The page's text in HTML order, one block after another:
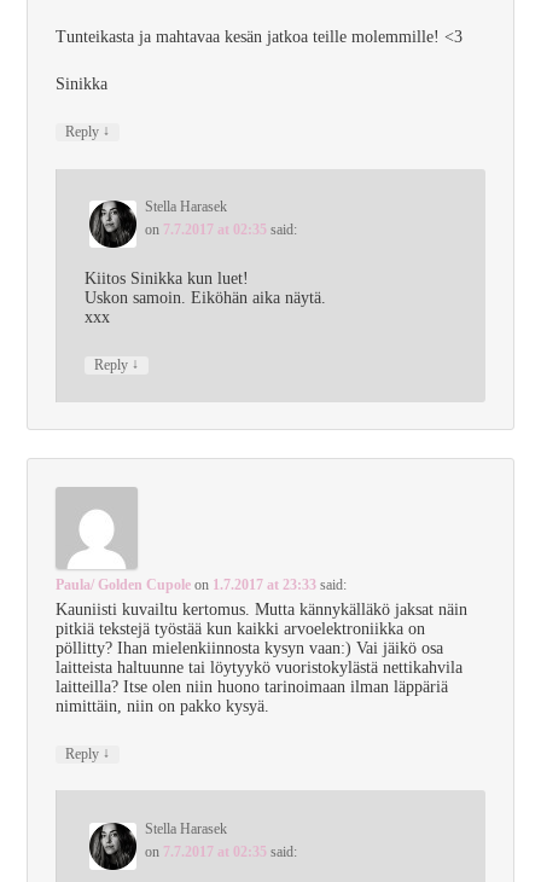
Tunteikasta ja mahtavaa kesän jatkoa teille molemmille! <3
Sinikka
Reply ↓
Stella Harasek
on 7.7.2017 at 02:35 said:
Kiitos Sinikka kun luet!
Uskon samoin. Eiköhän aika näytä.
xxx
Reply ↓
Paula/ Golden Cupole on 1.7.2017 at 23:33 said:
Kauniisti kuvailtu kertomus. Mutta kännykälläkö jaksat näin
pitkiä tekstejä työstää kun kaikki arvoelektroniikka on
pöllitty? Ihan mielenkiinnosta kysyn vaan:) Vai jäikö osa
laitteista haltuunne tai löytyykö vuoristokylästä nettikahvila
laitteilla? Itse olen niin huono tarinoimaan ilman läppäriä
nimittäin, niin on pakko kysyä.
Reply ↓
Stella Harasek
on 7.7.2017 at 02:35 said: